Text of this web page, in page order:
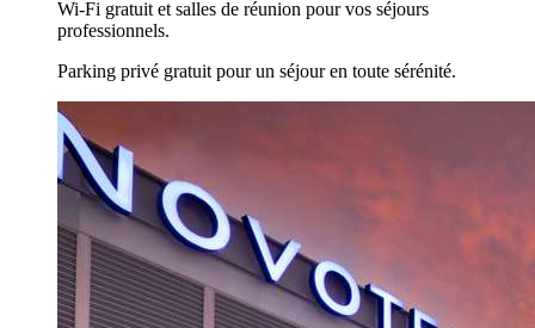
Wi-Fi gratuit et salles de réunion pour vos séjours
professionnels.
Parking privé gratuit pour un séjour en toute sérénité.